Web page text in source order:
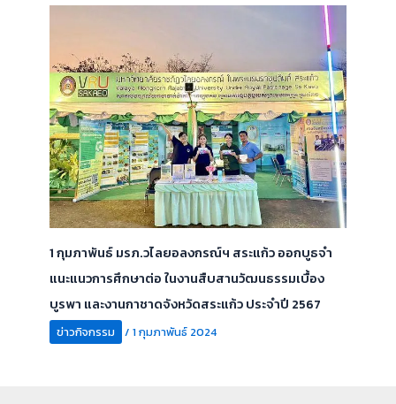
1 กุมภาพันธ์ มรภ.วไลยอลงกรณ์ฯ สระแก้ว ออกบูธจำ
แนะแนวการศึกษาต่อ ในงานสืบสานวัฒนธรรมเบื้อง
บูรพา และงานกาชาดจังหวัดสระแก้ว ประจำปี 2567
ข่าวกิจกรรม /1 กุมภาพันธ์ 2024